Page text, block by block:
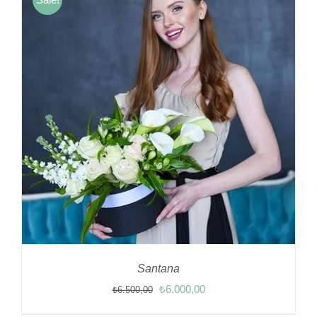
Santana
₺6.500,00
Orijinal
₺6.000,00Şu